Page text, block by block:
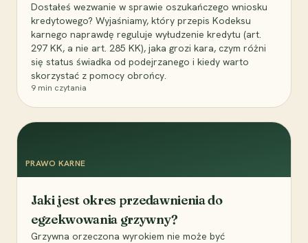
Dostałeś wezwanie w sprawie oszukańczego wniosku
kredytowego? Wyjaśniamy, który przepis Kodeksu
karnego naprawdę reguluje wyłudzenie kredytu (art.
297 KK, a nie art. 285 KK), jaka grozi kara, czym różni
się status świadka od podejrzanego i kiedy warto
skorzystać z pomocy obrońcy.
9 min czytania
PRAWO KARNE
Jaki jest okres przedawnienia do
egzekwowania grzywny?
Grzywna orzeczona wyrokiem nie może być